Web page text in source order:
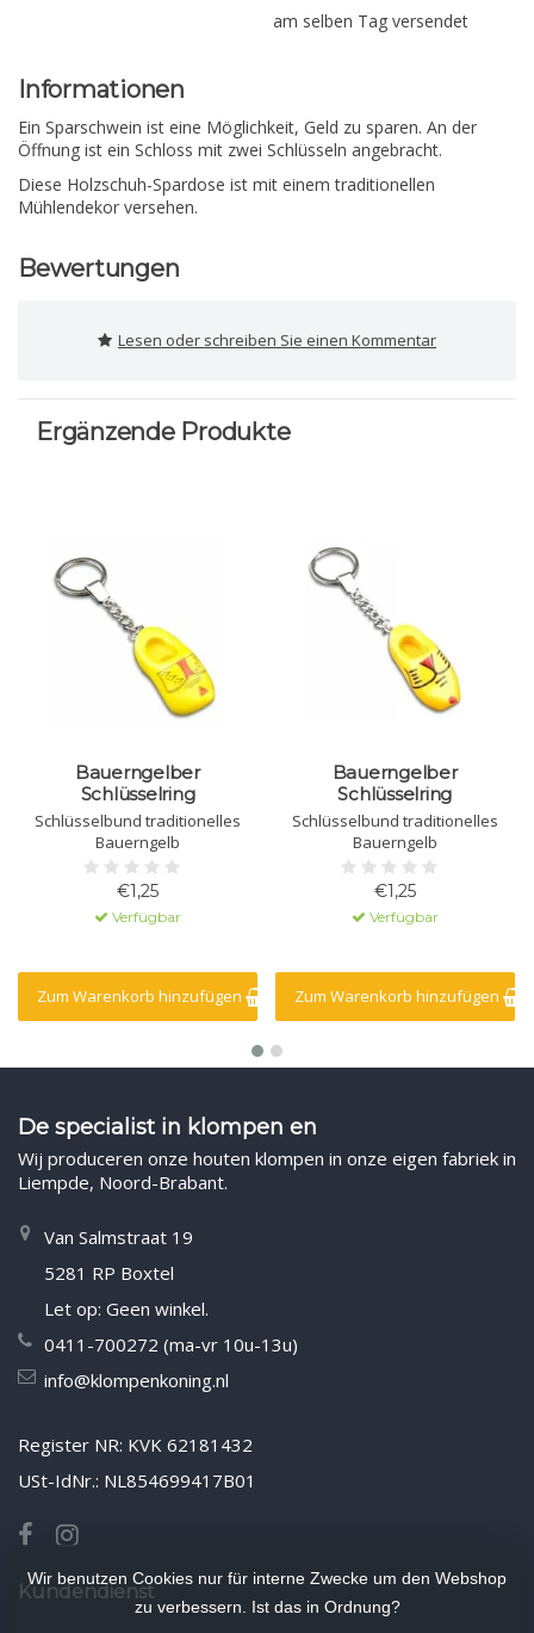
am selben Tag versendet
Informationen
Ein Sparschwein ist eine Möglichkeit, Geld zu sparen. An der
Öffnung ist ein Schloss mit zwei Schlüsseln angebracht.
Diese Holzschuh-Spardose ist mit einem traditionellen
Mühlendekor versehen.
Bewertungen
Lesen oder schreiben Sie einen Kommentar
Ergänzende Produkte
Bauerngelber
Schlüsselring
Schlüsselbund traditionelles
Bauerngelb
€1,25
Verfügbar
Zum Warenkorb hinzufügen
Bauerngelber
Schlüsselring
Schlüsselbund traditionelles
Bauerngelb
€1,25
Verfügbar
Zum Warenkorb hinzufügen
De specialist in klompen en
Wij produceren onze houten klompen in onze eigen fabriek in
Liempde, Noord-Brabant.
Van Salmstraat 19
5281 RP Boxtel
Let op: Geen winkel.
0411-700272 (ma-vr 10u-13u)
info@klompenkoning.nl
Register NR: KVK 62181432
USt-IdNr.: NL854699417B01
Kundendienst
Wir benutzen Cookies nur für interne Zwecke um den Webshop
zu verbessern. Ist das in Ordnung?